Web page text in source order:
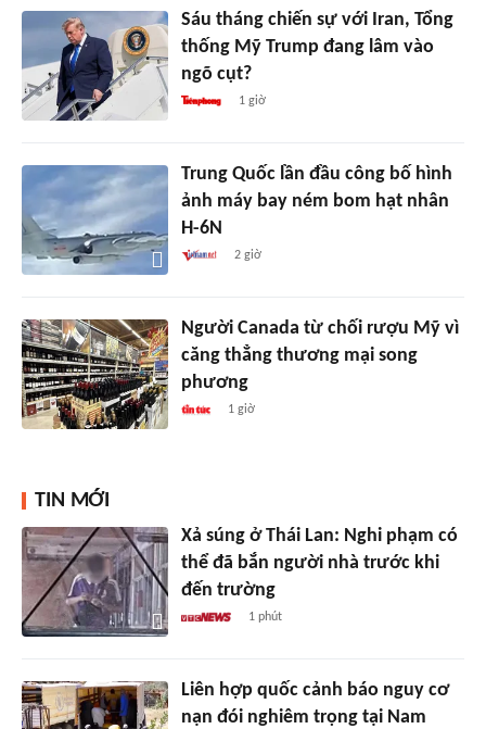
Sáu tháng chiến sự với Iran, Tổng
thống Mỹ Trump đang lâm vào
ngõ cụt?
1 giờ
Trung Quốc lần đầu công bố hình
ảnh máy bay ném bom hạt nhân
H-6N
2 giờ
Người Canada từ chối rượu Mỹ vì
căng thẳng thương mại song
phương
1 giờ
TIN MỚI
Xả súng ở Thái Lan: Nghi phạm có
thể đã bắn người nhà trước khi
đến trường
1 phút
Liên hợp quốc cảnh báo nguy cơ
nạn đói nghiêm trọng tại Nam